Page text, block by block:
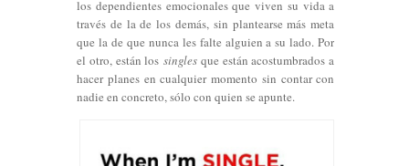
los dependientes emocionales que viven su vida a
través de la de los demás, sin plantearse más meta
que la de que nunca les falte alguien a su lado. Por
el otro, están lossingles que están acostumbrados a
hacer planes en cualquier momento sin contar con
nadie en concreto, sólo con quien se apunte.